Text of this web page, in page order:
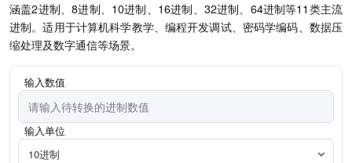
涵盖2进制、8进制、10进制、16进制、32进制、64进制等11类主流
进制。适用于计算机科学教学、编程开发调试、密码学编码、数据压
缩处理及数字通信等场景。
输入数值
输入单位
10进制